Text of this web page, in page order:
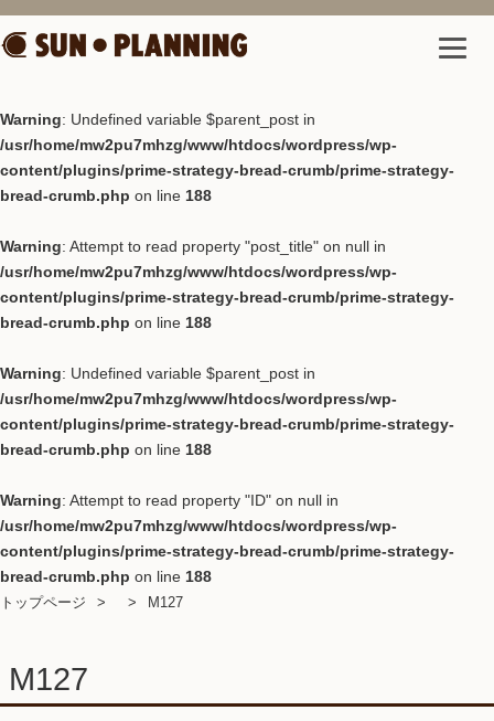
Warning: Undefined variable $parent_post in
/usr/home/mw2pu7mhzg/www/htdocs/wordpress/wp-
content/plugins/prime-strategy-bread-crumb/prime-strategy-
bread-crumb.php on line 188
Warning: Attempt to read property "post_title" on null in
/usr/home/mw2pu7mhzg/www/htdocs/wordpress/wp-
content/plugins/prime-strategy-bread-crumb/prime-strategy-
bread-crumb.php on line 188
Warning: Undefined variable $parent_post in
/usr/home/mw2pu7mhzg/www/htdocs/wordpress/wp-
content/plugins/prime-strategy-bread-crumb/prime-strategy-
bread-crumb.php on line 188
Warning: Attempt to read property "ID" on null in
/usr/home/mw2pu7mhzg/www/htdocs/wordpress/wp-
content/plugins/prime-strategy-bread-crumb/prime-strategy-
bread-crumb.php on line 188
トップページ
M127
M127